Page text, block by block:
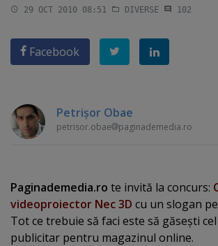
29 OCT 2010 08:51 DIVERSE 102
Facebook
Petrişor Obae
petrisor.obae paginademedia.ro
Paginademedia.ro te invită la concurs:
videoproiector Nec 3D cu un slogan
Tot ce trebuie să faci este să găseşti
publicitar pentru magazinul online.